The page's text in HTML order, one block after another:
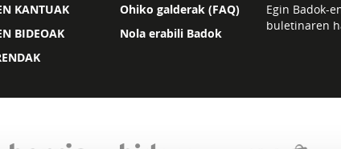
KANTUAK
BIDEOAK
Ohiko galderak (FAQ)
Nola erabili Badok
Egin Badok-
buletinaren